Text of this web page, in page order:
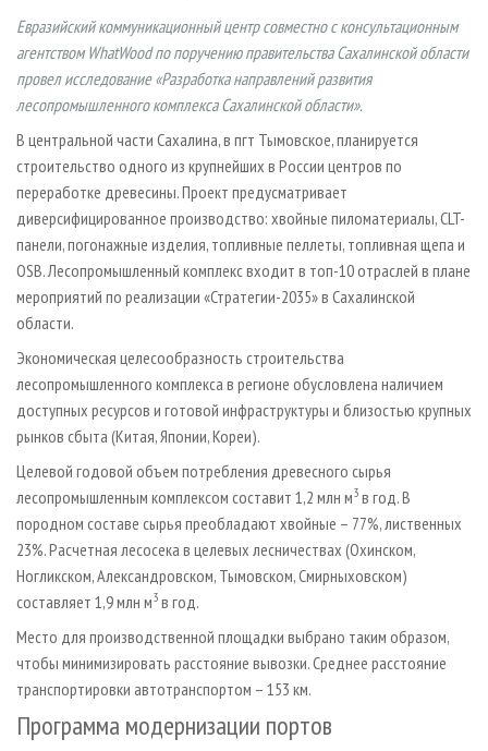
ПРОИЗВОДСТВО ДРЕВЕСНЫХ ПЛИТ
ДЕРЕВЯННОЕ ДОМОСТРОЕНИЕ
ПРОИЗВОДСТВО МЕБЕЛИ
БИОЭНЕРГЕТИКА
ЦБП
ИНСТРУМЕНТ И МАТЕРИАЛЫ
ПЕРСОНЫ
МОБИЛЬНЫЕ ВЫСТАВКИ
ОФИЦИАЛЬНЫЕ ДЕЛЕГАЦИИ
RUSSIAN FORESTRY REVIEW
ГАЗЕТА ЛЕСПРОМФОРУМ
БИБЛИОТЕКА СПЕЦИАЛИСТА
КОНТАКТЫ
РЕКЛАМА
РЕКЛАМА НА САЙТЕ
Евразийский коммуникационный центр совместно с консультационным
агентством WhatWood по поручению правительства Сахалинской области
провел исследование «Разработка направлений развития
лесопромышленного комплекса Сахалинской области».
В центральной части Сахалина, в пгт Тымовское, планируется
строительство одного из крупнейших в России центров по
переработке древесины. Проект предусматривает
диверсифицированное производство: хвойные пиломатериалы, CLT-
панели, погонажные изделия, топливные пеллеты, топливная щепа и
OSB. Лесопромышленный комплекс входит в топ-10 отраслей в плане
мероприятий по реализации «Стратегии-2035» в Сахалинской
области.
Экономическая целесообразность строительства
лесопромышленного комплекса в регионе обусловлена наличием
доступных ресурсов и готовой инфраструктуры и близостью крупных
рынков сбыта (Китая, Японии, Кореи).
Целевой годовой объем потребления древесного сырья
лесопромышленным комплексом составит 1,2 млн м3 в год. В
породном составе сырья преобладают хвойные – 77%, лиственных
23%. Расчетная лесосека в целевых лесничествах (Охинском,
Ногликском, Александровском, Тымовском, Смирныховском)
составляет 1,9 млн м3 в год.
Место для производственной площадки выбрано таким образом,
чтобы минимизировать расстояние вывозки. Среднее расстояние
транспортировки автотранспортом – 153 км.
Программа модернизации портов